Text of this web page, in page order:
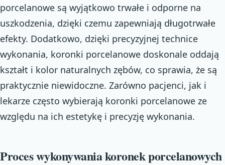
porcelanowe są wyjątkowo trwałe i odporne na
uszkodzenia, dzięki czemu zapewniają długotrwałe
efekty. Dodatkowo, dzięki precyzyjnej technice
wykonania, koronki porcelanowe doskonale oddają
kształt i kolor naturalnych zębów, co sprawia, że są
praktycznie niewidoczne. Zarówno pacjenci, jak i
lekarze często wybierają koronki porcelanowe ze
względu na ich estetykę i precyzję wykonania.
Proces wykonywania koronek porcelanowych